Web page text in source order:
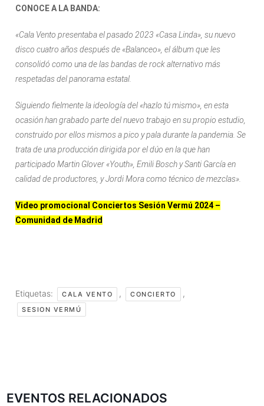
CONOCE A LA BANDA:
«Cala Vento presentaba el pasado 2023 «Casa Linda», su nuevo
disco cuatro años después de «Balanceo», el álbum que les
consolidó como una de las bandas de rock alternativo más
respetadas del panorama estatal.
Siguiendo fielmente la ideología del «hazlo tú mismo», en esta
ocasión han grabado parte del nuevo trabajo en su propio estudio,
construido por ellos mismos a pico y pala durante la pandemia. Se
trata de una producción dirigida por el dúo en la que han
participado Martin Glover «Youth», Emili Bosch y Santi García en
calidad de productores, y Jordi Mora como técnico de mezclas».
Video promocional Conciertos Sesión Vermú 2024 –
Comunidad de Madrid
Etiquetas: CALA VENTO , CONCIERTO ,
SESION VERMÚ
EVENTOS RELACIONADOS